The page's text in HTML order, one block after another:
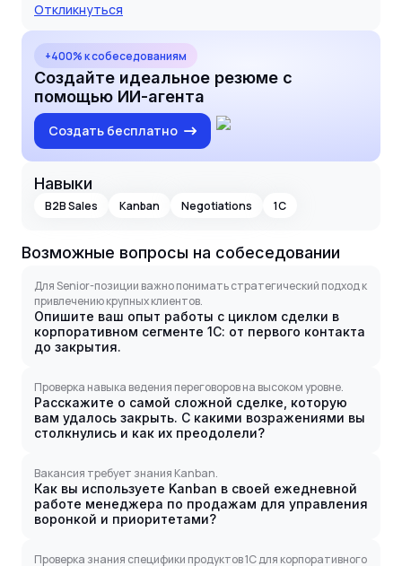
Откликнуться
+400% к собеседованиям
Создайте идеальное резюме с
помощью ИИ-агента
Создать бесплатно
Навыки
B2B Sales Kanban Negotiations 1C
Возможные вопросы на собеседовании
Для Senior-позиции важно понимать стратегический подход к
привлечению крупных клиентов.
Опишите ваш опыт работы с циклом сделки в
корпоративном сегменте 1С: от первого контакта
до закрытия.
Проверка навыка ведения переговоров на высоком уровне.
Расскажите о самой сложной сделке, которую
вам удалось закрыть. С какими возражениями вы
столкнулись и как их преодолели?
Вакансия требует знания Kanban.
Как вы используете Kanban в своей ежедневной
работе менеджера по продажам для управления
воронкой и приоритетами?
Проверка знания специфики продуктов 1С для корпоративного